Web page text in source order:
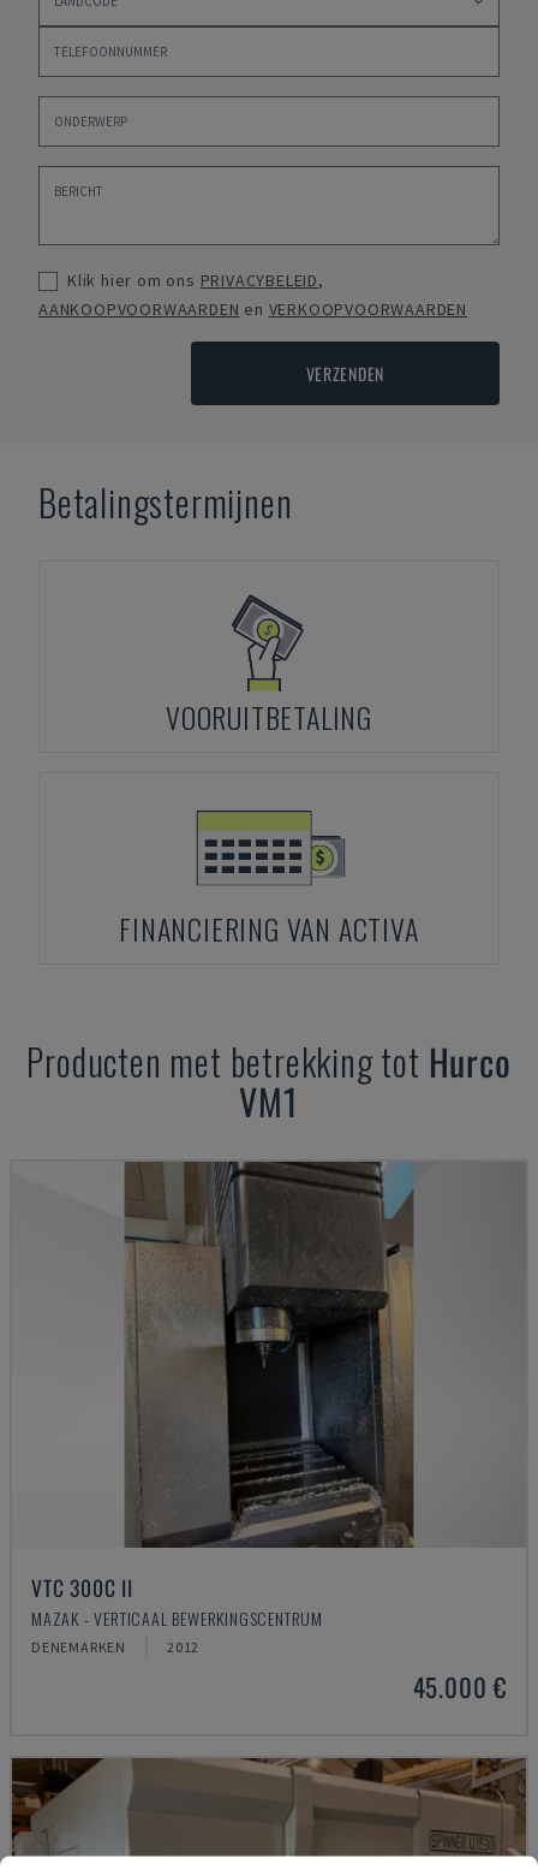
Klik hier om ons PRIVACYBELEID,
AANKOOPVOORWAARDEN en VERKOOPVOORWAARDEN
VERZENDEN
Betalingstermijnen
VOORUITBETALING
FINANCIERING VAN ACTIVA
Producten met betrekking tot Hurco
VM1
VTC 300C II
MAZAK - VERTICAAL BEWERKINGSCENTRUM
DENEMARKEN 2012
45.000 €